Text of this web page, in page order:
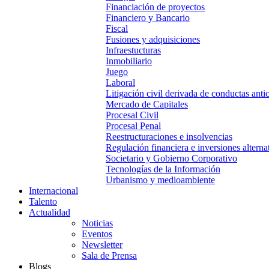
Financiación de proyectos
Financiero y Bancario
Fiscal
Fusiones y adquisiciones
Infraestucturas
Inmobiliario
Juego
Laboral
Litigación civil derivada de conductas
Mercado de Capitales
Procesal Civil
Procesal Penal
Reestructuraciones e insolvencias
Regulación financiera e inversiones
Societario y Gobierno Corporativo
Tecnologías de la Información
Urbanismo y medioambiente
Internacional
Talento
Actualidad
Noticias
Eventos
Newsletter
Sala de Prensa
Blogs